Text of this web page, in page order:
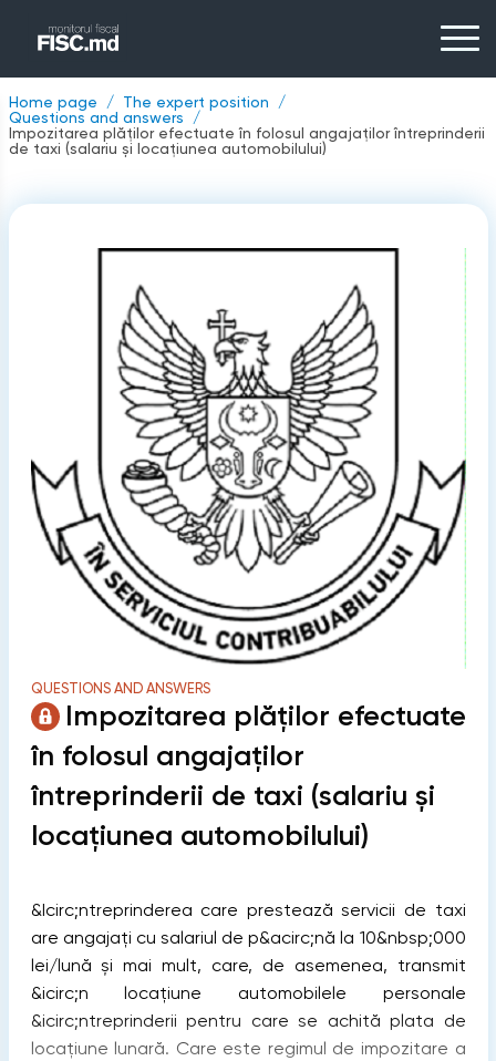
Home page
The expert position
Questions and answers
Impozitarea plăților efectuate în folosul angajaților întreprinderii
de taxi (salariu și locațiunea automobilului)
QUESTIONS AND ANSWERS
Impozitarea plăților efectuate
în folosul angajaților
întreprinderii de taxi (salariu și
locațiunea automobilului)
&Icirc;ntreprinderea care prestează servicii de taxi
are angajați cu salariul de p&acirc;nă la 10&nbsp;000
lei/lună și mai mult, care, de asemenea, transmit
&icirc;n locațiune automobilele personale
&icirc;ntreprinderii pentru care se achită plata de
locațiune lunară. Care este regimul de impozitare a